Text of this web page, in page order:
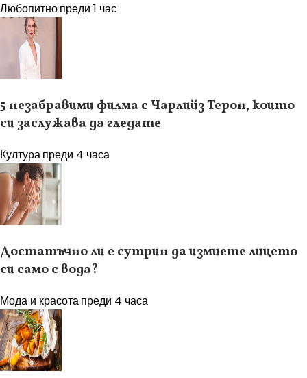
Любопитнопреди 1 час
5 незабравими филма с Чарлийз Терон, които
си заслужава да гледате
Културапреди 4 часа
Достатъчно ли е сутрин да измиете лицето
си само с вода?
Мода и красотапреди 4 часа